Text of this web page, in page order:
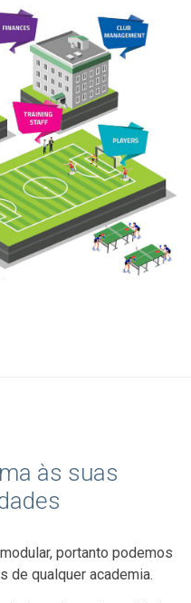
às suas
portanto podemos
de qualquer academia.